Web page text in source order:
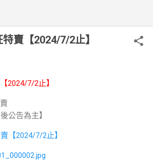
賣【2024/7/2止】
【2024/7/2止】
公告為主】